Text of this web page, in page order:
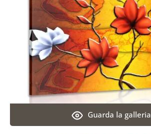
Guarda la galleria